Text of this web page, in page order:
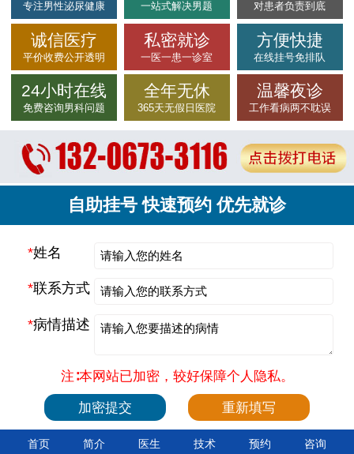
专注男性泌尿健康 一站式解决男题 对患者负责到底
诚信医疗
平价收费公开透明
私密就诊
一医一患一诊室
方便快捷
在线挂号免排队
24小时在线
免费咨询男科问题
全年无休
365天无假日医院
温馨夜诊
工作看病两不耽误
自助挂号 快速预约 优先就诊
*姓名
*联系方式
*病情描述
注∶本网站已加密，较好保障个人隐私。
首页 简介 医生 技术 预约 咨询